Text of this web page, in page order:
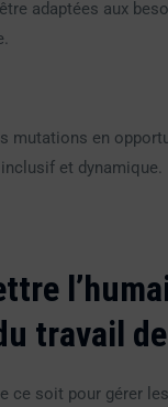
adaptées aux
mutations en
et dynamique.
travail
ce soit pour gérer